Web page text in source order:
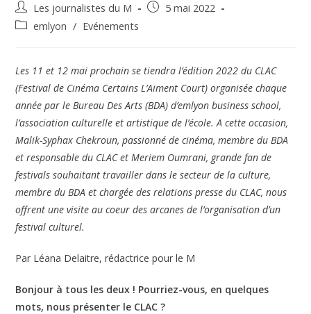
Les journalistes du M
5 mai 2022
emlyon / Evénements
Les 11 et 12 mai prochain se tiendra l’édition 2022 du CLAC
(Festival de Cinéma Certains L’Aiment Court) organisée chaque
année par le Bureau Des Arts (BDA) d’emlyon business school,
l’association culturelle et artistique de l’école. A cette occasion,
Malik-Syphax Chekroun, passionné de cinéma, membre du BDA
et responsable du CLAC et Meriem Oumrani, grande fan de
festivals souhaitant travailler dans le secteur de la culture,
membre du BDA et chargée des relations presse du CLAC, nous
offrent une visite au coeur des arcanes de l’organisation d’un
festival culturel.
Par Léana Delaitre, rédactrice pour le M
Bonjour à tous les deux ! Pourriez-vous, en quelques
mots, nous présenter le CLAC ?